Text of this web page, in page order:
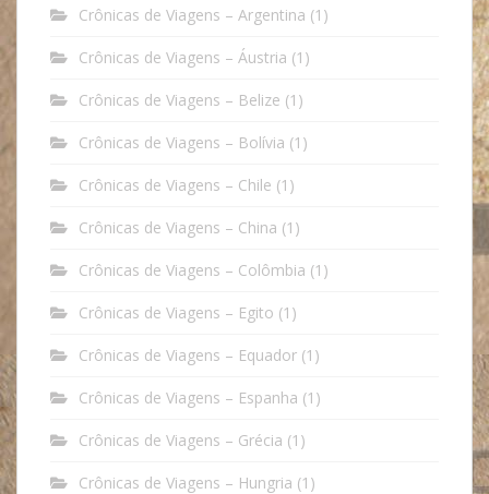
Crônicas de Viagens – Argentina (1)
Crônicas de Viagens – Áustria (1)
Crônicas de Viagens – Belize (1)
Crônicas de Viagens – Bolívia (1)
Crônicas de Viagens – Chile (1)
Crônicas de Viagens – China (1)
Crônicas de Viagens – Colômbia (1)
Crônicas de Viagens – Egito (1)
Crônicas de Viagens – Equador (1)
Crônicas de Viagens – Espanha (1)
Crônicas de Viagens – Grécia (1)
Crônicas de Viagens – Hungria (1)